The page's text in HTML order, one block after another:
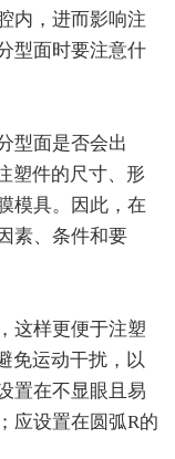
内，进而影响注
型面时要注意什
型面是否会出
塑件的尺寸、形
模具。因此，在
素、条件和要
这样更便于注塑
免运动干扰，以
置在不显眼且易
应设置在圆弧R的